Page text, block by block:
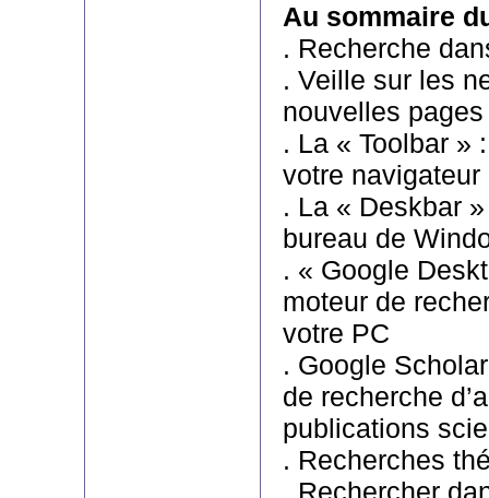
Au sommaire
. Recherche
. Veille sur les
nouvelles
. La « Toolbar »
votre navigateur
. La « Deskbar
bureau de
. « Google
moteur de
votre PC
. Google
de recherche
publications
. Recherches
. Rechercher